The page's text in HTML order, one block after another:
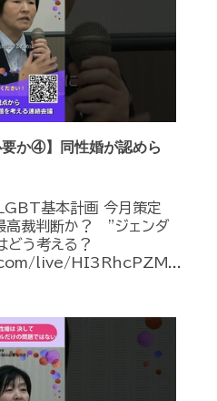
要か④】同性婚が認めら
基本計画 今月策定
裁判断か？ ”ジェンダ
う考える？
live/HI3RhcPZM...